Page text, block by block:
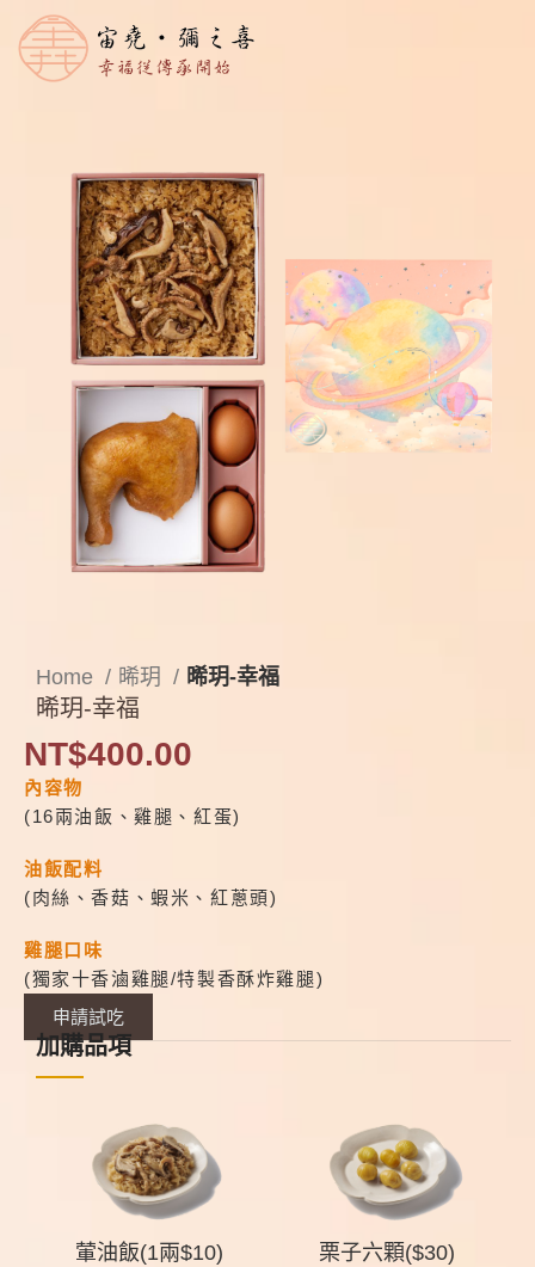
Home 晞玥 晞玥-幸福
晞玥-幸福
NT$400.00
內容物
(16兩油飯、雞腿、紅蛋)
油飯配料
(肉絲、香菇、蝦米、紅蔥頭)
雞腿口味
(獨家十香滷雞腿/特製香酥炸雞腿)
申請試吃
加購品項
葷油飯(1兩$10) 栗子六顆($30)